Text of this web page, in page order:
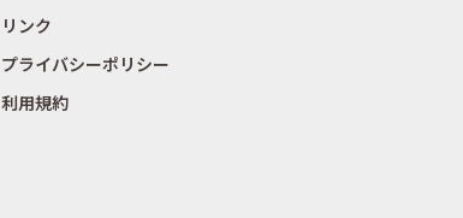
リンク
プライバシーポリシー
利用規約